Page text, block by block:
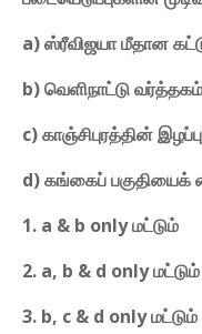
a) ஸ்ரீவிஜயா மீதான
b) வெளிநாட்டு
c) காஞ்சிபுரத்தின் இழப்பு
d) கங்கைப் பகுதியைக்
1. a & b only மட்டும்
2. a, b & d only மட்டும்
3. b, c & d only மட்டும்